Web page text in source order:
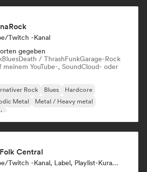
Twitch -Kanal
gegeben
BluesDeath / ThrashFunkGarage-Rock
meinem YouTube-, SoundCloud- oder
Rock Blues
Hardcore
Metal
Metal / Heavy metal
Central
YouTube/Twitch -Kanal, Label, Playlist-Kurator, Radiosender